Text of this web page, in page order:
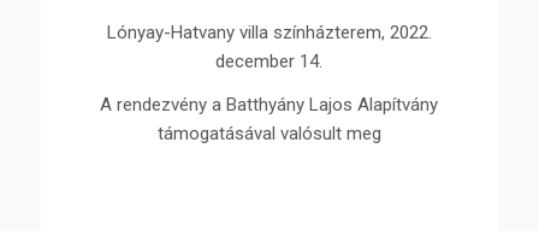
Lónyay-Hatvany villa színházterem, 2022.
december 14.
A rendezvény a Batthyány Lajos Alapítvány
támogatásával valósult meg